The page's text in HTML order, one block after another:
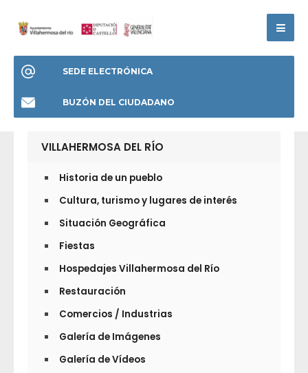
SEDE ELECTRÓNICA
BUZÓN DEL CIUDADANO
VILLAHERMOSA DEL RÍO
Historia de un pueblo
Cultura, turismo y lugares de interés
Situación Geográfica
Fiestas
Hospedajes Villahermosa del Río
Restauración
Comercios / Industrias
Galería de Imágenes
Galería de Vídeos